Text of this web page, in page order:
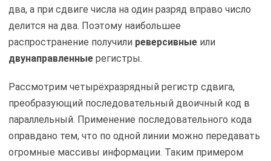
два, а при сдвиге числа на один разряд вправо число
делится на два. Поэтому наибольшее
распространение получили реверсивные или
двунаправленные регистры.
Рассмотрим четырёхразрядный регистр сдвига,
преобразующий последовательный двоичный код в
параллельный. Применение последовательного кода
оправдано тем, что по одной линии можно передавать
огромные массивы информации. Таким примером